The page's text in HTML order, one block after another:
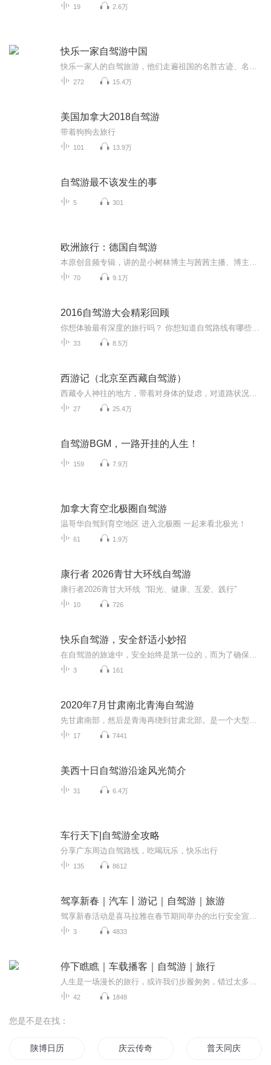
19 2.6万
快乐一家自驾游中国
272 15.4万
美国加拿大2018自驾游
带着狗狗去旅行
101 13.9万
自驾游最不该发生的事
5 301
欧洲旅行：德国自驾游
70 9.1万
2016自驾游大会精彩回顾
33 8.5万
西游记（北京至西藏自驾游）
27 25.4万
自驾游BGM，一路开挂的人生！
159 7.9万
加拿大育空北极圈自驾游
温哥华自驾到育空地区 进入北极圈 一起来看北极光！
61 1.9万
康行者 2026青甘大环线自驾游
康行者2026青甘大环线 “阳光、健康、互爱、践行”
10 726
快乐自驾游，安全舒适小妙招
3 161
2020年7月甘肃南北青海自驾游
17 7441
美西十日自驾游沿途风光简介
31 6.4万
车行天下|自驾游全攻略
分享广东周边自驾路线，吃喝玩乐，快乐出行
135 8612
驾享新春｜汽车丨游记｜自驾游｜旅游
3 4833
停下瞧瞧｜车载播客｜自驾游｜旅行
42 1848
您是不是在找：
陕博日历 庆云传奇 普天同庆